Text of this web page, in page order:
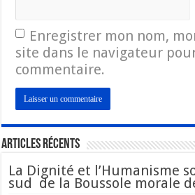
Enregistrer mon nom,
site dans le navigateur
commentaire.
Articles Récents
La Dignité et l’Humanisme
sud de la Boussole morale